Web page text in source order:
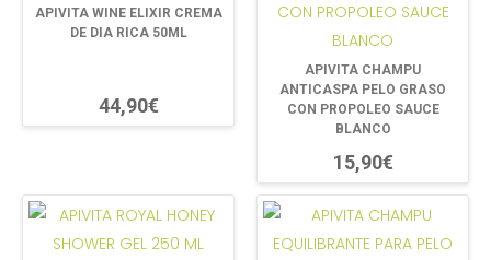
APIVITA WINE ELIXIR CREMA
DE DIA RICA 50ML
44,90€
APIVITA CHAMPU
ANTICASPA PELO GRASO
CON PROPOLEO SAUCE
BLANCO
15,90€